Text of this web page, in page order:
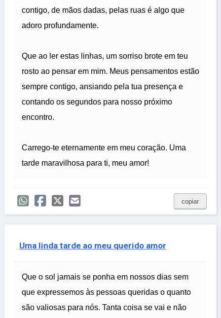
contigo, de mãos dadas, pelas ruas é algo que
adoro profundamente.
Que ao ler estas linhas, um sorriso brote em teu
rosto ao pensar em mim. Meus pensamentos estão
sempre contigo, ansiando pela tua presença e
contando os segundos para nosso próximo
encontro.
Carrego-te eternamente em meu coração. Uma
tarde maravilhosa para ti, meu amor!
copiar
Uma linda tarde ao meu querido amor
Que o sol jamais se ponha em nossos dias sem
que expressemos às pessoas queridas o quanto
são valiosas para nós. Tanta coisa se vai e não